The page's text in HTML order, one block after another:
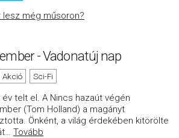
lesz még műsoron?
- Vadonatúj nap
Akció Sci-Fi
év telt el. A Nincs hazaút végén
(Tom Holland) a magányt
Önként, a világ érdekében kitörölte
… Tovább